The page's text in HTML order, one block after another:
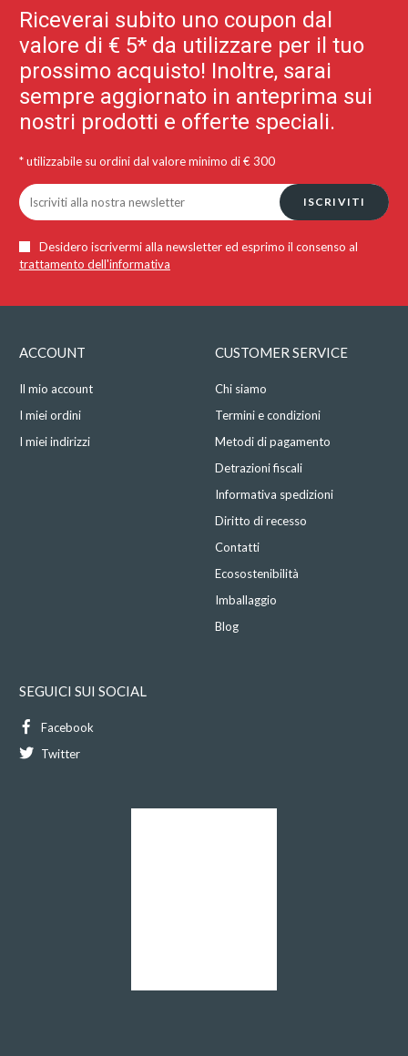
Riceverai subito uno coupon dal
valore di € 5* da utilizzare per il tuo
prossimo acquisto! Inoltre, sarai
sempre aggiornato in anteprima sui
nostri prodotti e offerte speciali.
* utilizzabile su ordini dal valore minimo di € 300
ISCRIVITI
Desidero iscrivermi alla newsletter ed esprimo il consenso al
trattamento dell'informativa
ACCOUNT
Il mio account
I miei ordini
I miei indirizzi
CUSTOMER SERVICE
Chi siamo
Termini e condizioni
Metodi di pagamento
Detrazioni fiscali
Informativa spedizioni
Diritto di recesso
Contatti
Ecosostenibilità
Imballaggio
Blog
SEGUICI SUI SOCIAL
Facebook
Twitter